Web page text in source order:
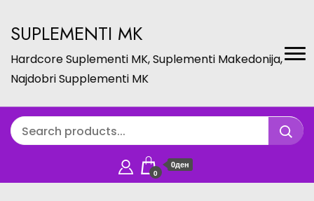
SUPLEMENTI MK
Hardcore Suplementi MK, Suplementi Makedonija,
Najdobri Supplementi MK
0
0ден